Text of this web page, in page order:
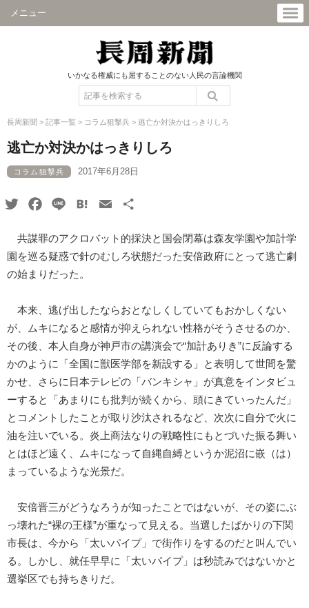
メニュー
いかなる権威にも屈することのない人民の言論機関
長周新聞 > 記事一覧 > コラム狙撃兵 > 逃亡か対決かはっきりしろ
逃亡か対決かはっきりしろ
コラム狙撃兵 2017年6月28日
TwitterFacebook
Line HatenaEmail
共謀罪のアクロバット的採決と国会閉幕は森友学園や加計学
園を巡る疑惑で針のむしろ状態だった安倍政府にとって逃亡劇
の始まりだった。
本来、逃げ出したならおとなしくしていてもおかしくない
が、ムキになると感情が抑えられない性格がそうさせるのか、
その後、本人自身が神戸市の講演会で“加計ありき”に反論する
かのように「全国に獣医学部を新設する」と表明して世間を驚
かせ、さらに日本テレビの「バンキシャ」が真意をインタビュ
ーすると「あまりにも批判が続くから、頭にきていったんだ」
とコメントしたことが取り沙汰されるなど、次次に自分で火に
油を注いでいる。炎上商法なりの戦略性にもとづいた振る舞い
とはほど遠く、ムキになって自縄自縛というか泥沼に嵌（は）
まっているような光景だ。
安倍晋三がどうなろうが知ったことではないが、その姿にぶ
っ壊れた“裸の王様”が重なって見える。当選したばかりの下関
市長は、今から「太いパイプ」で街作りをするのだと叫んでい
る。しかし、就任早早に「太いパイプ」は秒読みではないかと
選挙区でも持ちきりだ。